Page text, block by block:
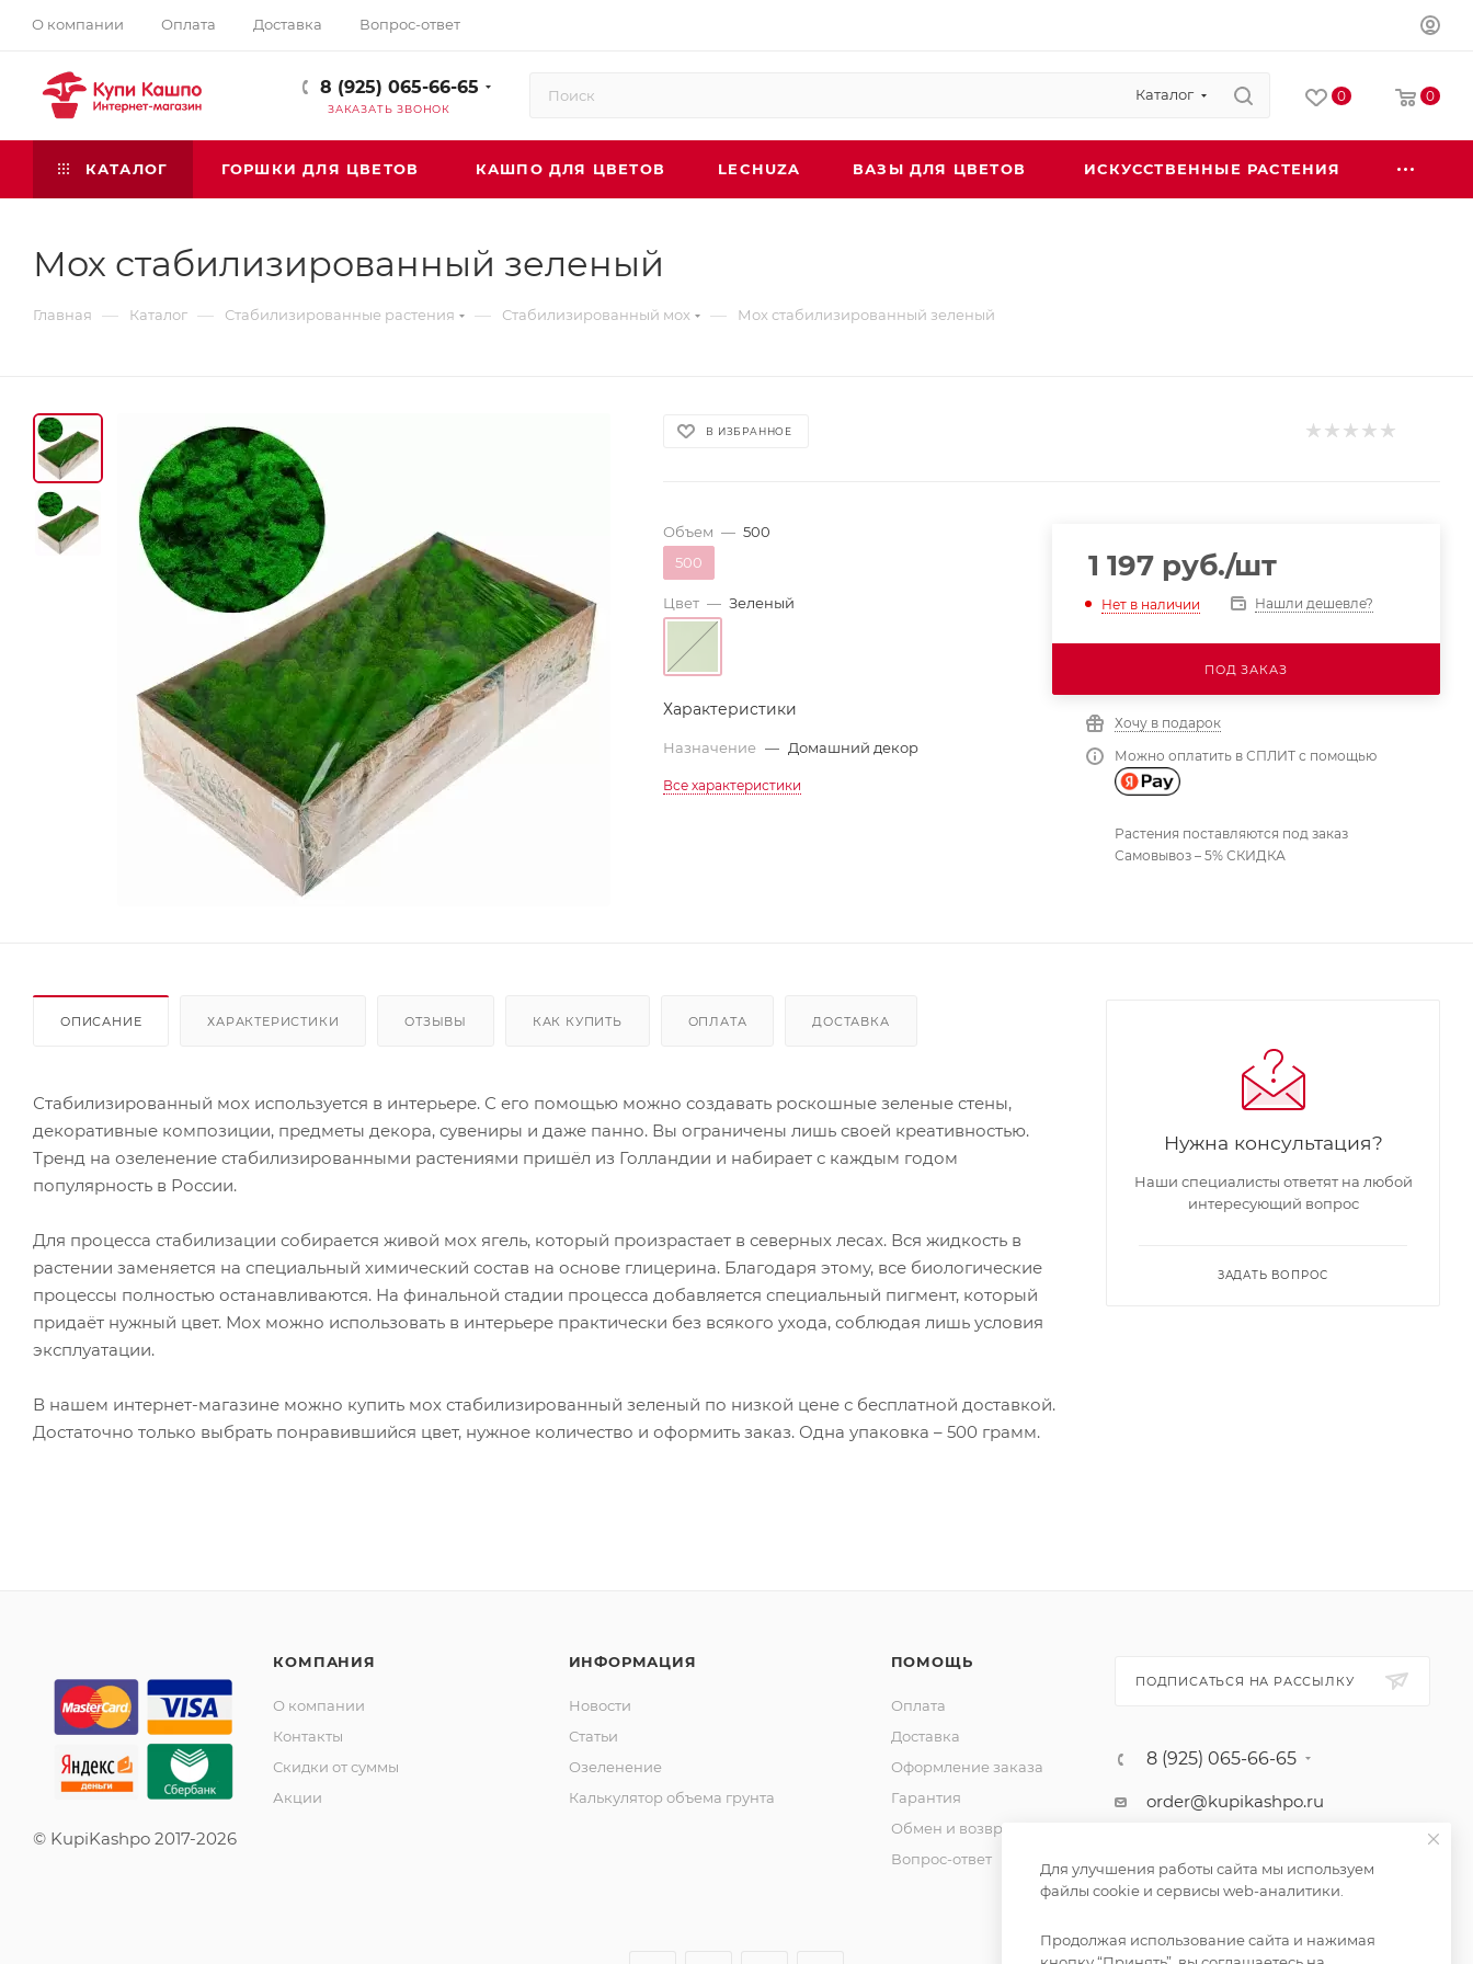
О компании Оплата Доставка Вопрос-ответ
8 (925) 065-66-65
ЗАКАЗАТЬ ЗВОНОК
Каталог 0 0
КАТАЛОГ ГОРШКИ ДЛЯ ЦВЕТОВ КАШПО ДЛЯ ЦВЕТОВ LECHUZA ВАЗЫ ДЛЯ ЦВЕТОВ ИСКУССТВЕННЫЕ РАСТЕНИЯ
Мох стабилизированный зеленый
Главная — Каталог — Стабилизированные растения — Стабилизированный мох — Мох стабилизированный зеленый
В ИЗБРАННОЕ
Объем — 500
500
Цвет — Зеленый
Характеристики
Назначение — Домашний декор
Все характеристики
1 197руб./шт
Нет в наличии Нашли дешевле?
ПОД ЗАКАЗ
Хочу в подарок
Можно оплатить в СПЛИТ с помощью
Растения поставляются под заказ
Самовывоз – 5% СКИДКА
ОПИСАНИЕ ХАРАКТЕРИСТИКИ ОТЗЫВЫ КАК КУПИТЬ ОПЛАТА ДОСТАВКА
Стабилизированный мох используется в интерьере. С его помощью можно создавать роскошные зеленые стены,
декоративные композиции, предметы декора, сувениры и даже панно. Вы ограничены лишь своей креативностью.
Тренд на озеленение стабилизированными растениями пришёл из Голландии и набирает с каждым годом
популярность в России.
Для процесса стабилизации собирается живой мох ягель, который произрастает в северных лесах. Вся жидкость в
растении заменяется на специальный химический состав на основе глицерина. Благодаря этому, все биологические
процессы полностью останавливаются. На финальной стадии процесса добавляется специальный пигмент, который
придаёт нужный цвет. Мох можно использовать в интерьере практически без всякого ухода, соблюдая лишь условия
эксплуатации.
В нашем интернет-магазине можно купить мох стабилизированный зеленый по низкой цене с бесплатной доставкой.
Достаточно только выбрать понравившийся цвет, нужное количество и оформить заказ. Одна упаковка – 500 грамм.
Нужна консультация?
Наши специалисты ответят на любой
интересующий вопрос
ЗАДАТЬ ВОПРОС
© KupiKashpo 2017-2026
КОМПАНИЯ
О компании
Контакты
Скидки от суммы
Акции
ИНФОРМАЦИЯ
Новости
Статьи
Озеленение
Калькулятор объема грунта
ПОМОЩЬ
Оплата
Доставка
Оформление заказа
Гарантия
Обмен и возврат
Вопрос-ответ
ПОДПИСАТЬСЯ НА РАССЫЛКУ
8 (925) 065-66-65
order@kupikashpo.ru
Для улучшения работы сайта мы используем
файлы cookie и сервисы web-аналитики.
Продолжая использование сайта и нажимая